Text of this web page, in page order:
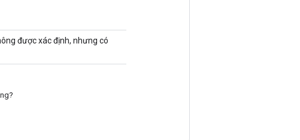
được xác định, nhưng có